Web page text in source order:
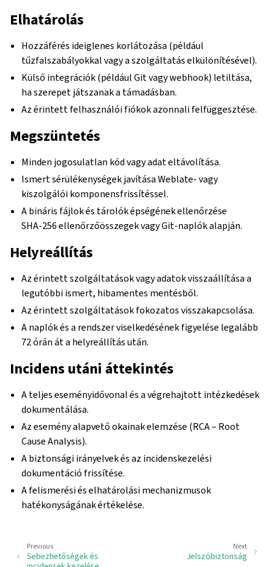
Elhatárolás
Hozzáférés ideiglenes korlátozása (például
tűzfalszabályokkal vagy a szolgáltatás elkülönítésével).
Külső integrációk (például Git vagy webhook) letiltása,
ha szerepet játszanak a támadásban.
Az érintett felhasználói fiókok azonnali felfüggesztése.
Megszüntetés
Minden jogosulatlan kód vagy adat eltávolítása.
Ismert sérülékenységek javítása Weblate- vagy
kiszolgálói komponensfrissítéssel.
A bináris fájlok és tárolók épségének ellenőrzése
SHA‑256 ellenőrzőösszegek vagy Git-naplók alapján.
Helyreállítás
Az érintett szolgáltatások vagy adatok visszaállítása a
legutóbbi ismert, hibamentes mentésből.
Az érintett szolgáltatások fokozatos visszakapcsolása.
A naplók és a rendszer viselkedésének figyelése legalább
72 órán át a helyreállítás után.
Incidens utáni áttekintés
A teljes eseményidővonal és a végrehajtott intézkedések
dokumentálása.
Az esemény alapvető okainak elemzése (RCA – Root
Cause Analysis).
A biztonsági irányelvek és az incidenskezelési
dokumentáció frissítése.
A felismerési és elhatárolási mechanizmusok
hatékonyságának értékelése.
Next
Jelszóbiztonság
Previous
Sebezhetőségek és